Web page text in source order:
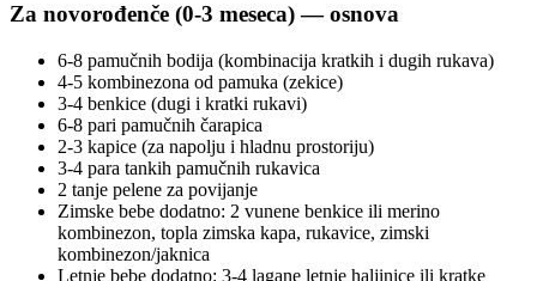
Za novorođenče (0-3 meseca) — osnova
6-8 pamučnih bodija (kombinacija kratkih i dugih rukava)
4-5 kombinezona od pamuka (zekice)
3-4 benkice (dugi i kratki rukavi)
6-8 pari pamučnih čarapica
2-3 kapice (za napolju i hladnu prostoriju)
3-4 para tankih pamučnih rukavica
2 tanje pelene za povijanje
Zimske bebe dodatno: 2 vunene benkice ili merino
kombinezon, topla zimska kapa, rukavice, zimski
kombinezon/jaknica
Letnje bebe dodatno: 3-4 lagane letnje haljinice ili kratke